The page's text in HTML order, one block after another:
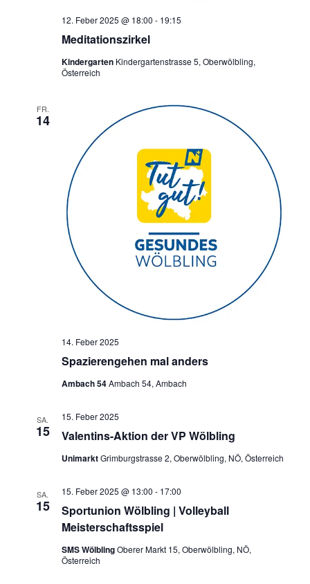
Meditationszirkel
12. Feber 2025 @ 18:00 - 19:15
Kindergarten Kindergartenstrasse 5, Oberwölbling,
Österreich
FR.
14
Spazierengehen mal anders
14. Feber 2025
Ambach 54Ambach 54, Ambach
SA.
15 Valentins-Aktion der VP Wölbling
15. Feber 2025
UnimarktGrimburgstrasse 2, Oberwölbling, NÖ, Österreich
SA.
15
Sportunion Wölbling | Volleyball
Meisterschaftsspiel
15. Feber 2025 @ 13:00 - 17:00
SMS WölblingOberer Markt 15, Oberwölbling, NÖ,
Österreich